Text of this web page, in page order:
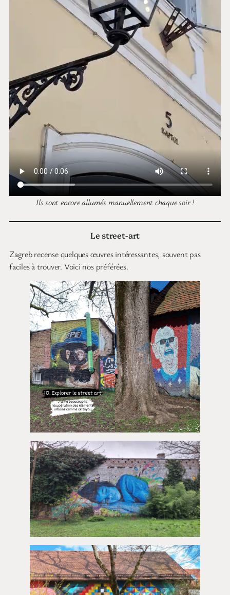
Ils sont encore allumés manuellement chaque soir !
Le street-art
Zagreb recense quelques œuvres intéressantes, souvent pas
faciles à trouver. Voici nos préférées.